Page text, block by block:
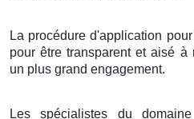
La procédure d'application
pour être transparent et aisé
un plus grand engagement.
Les spécialistes du